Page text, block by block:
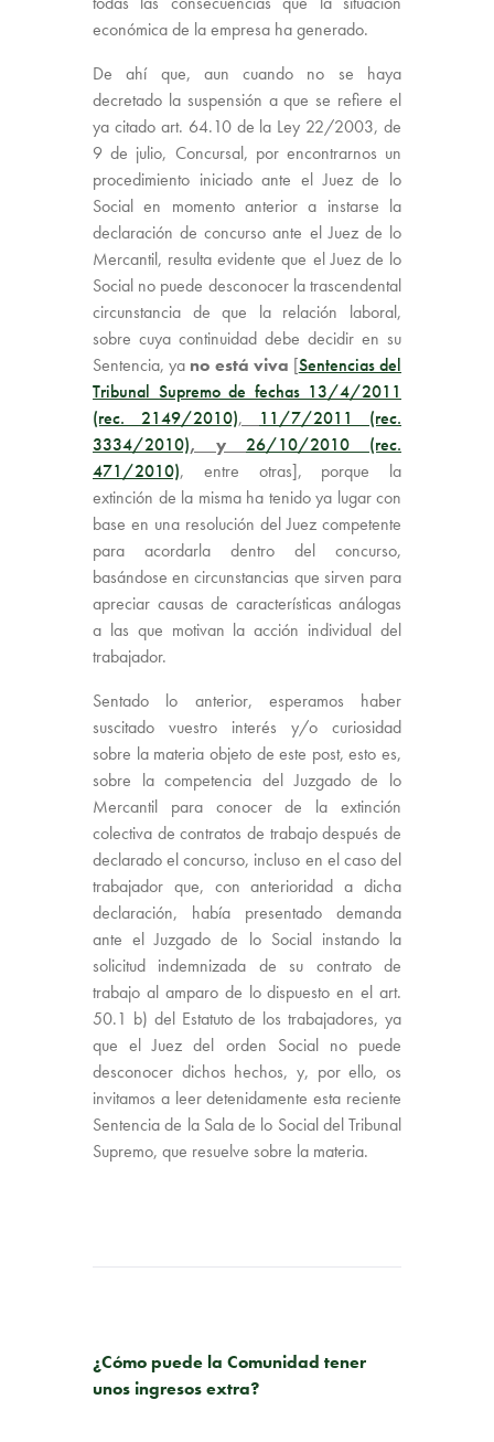
económica de la empresa ha generado.
De ahí que, aun cuando no se haya
decretado la suspensión a que se refiere el
ya citado art. 64.10 de la Ley 22/2003, de
9 de julio, Concursal, por encontrarnos un
procedimiento iniciado ante el Juez de lo
Social en momento anterior a instarse la
declaración de concurso ante el Juez de lo
Mercantil, resulta evidente que el Juez de lo
Social no puede desconocer la trascendental
circunstancia de que la relación laboral,
sobre cuya continuidad debe decidir en su
Sentencia, ya no está viva [Sentencias del
Tribunal Supremo de fechas 13/4/2011
(rec. 2149/2010), 11/7/2011 (rec.
3334/2010), y 26/10/2010 (rec.
471/2010), entre otras], porque la
extinción de la misma ha tenido ya lugar con
base en una resolución del Juez competente
para acordarla dentro del concurso,
basándose en circunstancias que sirven para
apreciar causas de características análogas
a las que motivan la acción individual del
trabajador.
Sentado lo anterior, esperamos haber
suscitado vuestro interés y/o curiosidad
sobre la materia objeto de este post, esto es,
sobre la competencia del Juzgado de lo
Mercantil para conocer de la extinción
colectiva de contratos de trabajo después de
declarado el concurso, incluso en el caso del
trabajador que, con anterioridad a dicha
declaración, había presentado demanda
ante el Juzgado de lo Social instando la
solicitud indemnizada de su contrato de
trabajo al amparo de lo dispuesto en el art.
50.1 b) del Estatuto de los trabajadores, ya
que el Juez del orden Social no puede
desconocer dichos hechos, y, por ello, os
invitamos a leer detenidamente esta reciente
Sentencia de la Sala de lo Social del Tribunal
Supremo, que resuelve sobre la materia.
¿Cómo puede la Comunidad tener
unos ingresos extra?